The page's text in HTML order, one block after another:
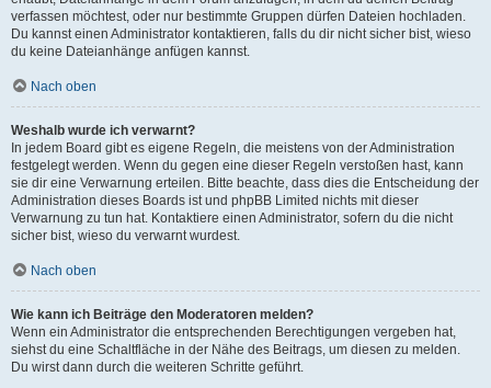
verfassen möchtest, oder nur bestimmte Gruppen dürfen Dateien hochladen.
Du kannst einen Administrator kontaktieren, falls du dir nicht sicher bist, wieso
du keine Dateianhänge anfügen kannst.
Nach oben
Weshalb wurde ich verwarnt?
In jedem Board gibt es eigene Regeln, die meistens von der Administration
festgelegt werden. Wenn du gegen eine dieser Regeln verstoßen hast, kann
sie dir eine Verwarnung erteilen. Bitte beachte, dass dies die Entscheidung der
Administration dieses Boards ist und phpBB Limited nichts mit dieser
Verwarnung zu tun hat. Kontaktiere einen Administrator, sofern du die nicht
sicher bist, wieso du verwarnt wurdest.
Nach oben
Wie kann ich Beiträge den Moderatoren melden?
Wenn ein Administrator die entsprechenden Berechtigungen vergeben hat,
siehst du eine Schaltfläche in der Nähe des Beitrags, um diesen zu melden.
Du wirst dann durch die weiteren Schritte geführt.